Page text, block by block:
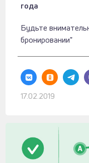
года
Будьте
бронировании"
17.02.2019